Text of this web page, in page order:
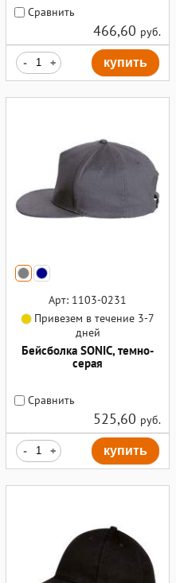
Сравнить
466,60 руб.
- + купить
Арт: 1103-0231
Привезем в течение 3-7
дней
Бейсболка SONIC, темно-
серая
Сравнить
525,60 руб.
- + купить